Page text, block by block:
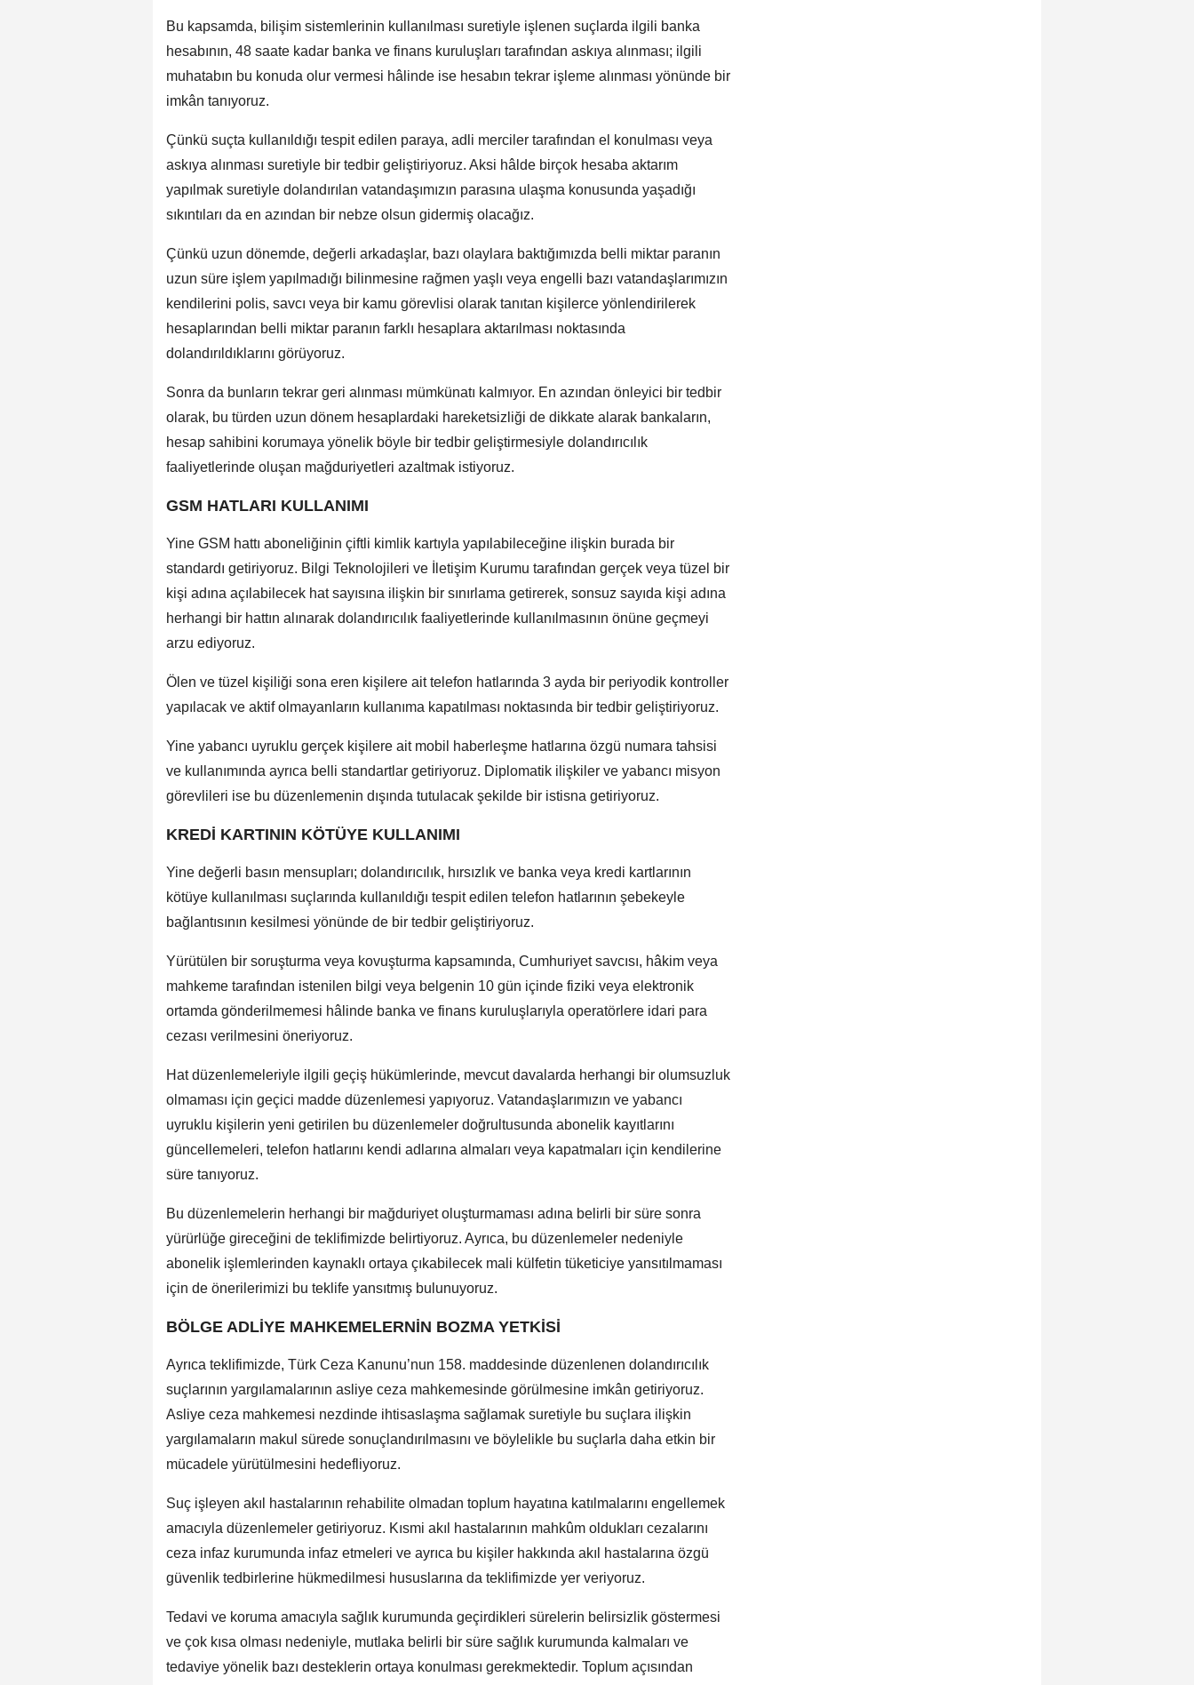
Bu kapsamda, bilişim sistemlerinin kullanılması suretiyle işlenen suçlarda ilgili banka
hesabının, 48 saate kadar banka ve finans kuruluşları tarafından askıya alınması; ilgili
muhatabın bu konuda olur vermesi hâlinde ise hesabın tekrar işleme alınması yönünde bir
imkân tanıyoruz.
Çünkü suçta kullanıldığı tespit edilen paraya, adli merciler tarafından el konulması veya
askıya alınması suretiyle bir tedbir geliştiriyoruz. Aksi hâlde birçok hesaba aktarım
yapılmak suretiyle dolandırılan vatandaşımızın parasına ulaşma konusunda yaşadığı
sıkıntıları da en azından bir nebze olsun gidermiş olacağız.
Çünkü uzun dönemde, değerli arkadaşlar, bazı olaylara baktığımızda belli miktar paranın
uzun süre işlem yapılmadığı bilinmesine rağmen yaşlı veya engelli bazı vatandaşlarımızın
kendilerini polis, savcı veya bir kamu görevlisi olarak tanıtan kişilerce yönlendirilerek
hesaplarından belli miktar paranın farklı hesaplara aktarılması noktasında
dolandırıldıklarını görüyoruz.
Sonra da bunların tekrar geri alınması mümkünatı kalmıyor. En azından önleyici bir tedbir
olarak, bu türden uzun dönem hesaplardaki hareketsizliği de dikkate alarak bankaların,
hesap sahibini korumaya yönelik böyle bir tedbir geliştirmesiyle dolandırıcılık
faaliyetlerinde oluşan mağduriyetleri azaltmak istiyoruz.
GSM HATLARI KULLANIMI
Yine GSM hattı aboneliğinin çiftli kimlik kartıyla yapılabileceğine ilişkin burada bir
standardı getiriyoruz. Bilgi Teknolojileri ve İletişim Kurumu tarafından gerçek veya tüzel bir
kişi adına açılabilecek hat sayısına ilişkin bir sınırlama getirerek, sonsuz sayıda kişi adına
herhangi bir hattın alınarak dolandırıcılık faaliyetlerinde kullanılmasının önüne geçmeyi
arzu ediyoruz.
Ölen ve tüzel kişiliği sona eren kişilere ait telefon hatlarında 3 ayda bir periyodik kontroller
yapılacak ve aktif olmayanların kullanıma kapatılması noktasında bir tedbir geliştiriyoruz.
Yine yabancı uyruklu gerçek kişilere ait mobil haberleşme hatlarına özgü numara tahsisi
ve kullanımında ayrıca belli standartlar getiriyoruz. Diplomatik ilişkiler ve yabancı misyon
görevlileri ise bu düzenlemenin dışında tutulacak şekilde bir istisna getiriyoruz.
KREDİ KARTININ KÖTÜYE KULLANIMI
Yine değerli basın mensupları; dolandırıcılık, hırsızlık ve banka veya kredi kartlarının
kötüye kullanılması suçlarında kullanıldığı tespit edilen telefon hatlarının şebekeyle
bağlantısının kesilmesi yönünde de bir tedbir geliştiriyoruz.
Yürütülen bir soruşturma veya kovuşturma kapsamında, Cumhuriyet savcısı, hâkim veya
mahkeme tarafından istenilen bilgi veya belgenin 10 gün içinde fiziki veya elektronik
ortamda gönderilmemesi hâlinde banka ve finans kuruluşlarıyla operatörlere idari para
cezası verilmesini öneriyoruz.
Hat düzenlemeleriyle ilgili geçiş hükümlerinde, mevcut davalarda herhangi bir olumsuzluk
olmaması için geçici madde düzenlemesi yapıyoruz. Vatandaşlarımızın ve yabancı
uyruklu kişilerin yeni getirilen bu düzenlemeler doğrultusunda abonelik kayıtlarını
güncellemeleri, telefon hatlarını kendi adlarına almaları veya kapatmaları için kendilerine
süre tanıyoruz.
Bu düzenlemelerin herhangi bir mağduriyet oluşturmaması adına belirli bir süre sonra
yürürlüğe gireceğini de teklifimizde belirtiyoruz. Ayrıca, bu düzenlemeler nedeniyle
abonelik işlemlerinden kaynaklı ortaya çıkabilecek mali külfetin tüketiciye yansıtılmaması
için de önerilerimizi bu teklife yansıtmış bulunuyoruz.
BÖLGE ADLİYE MAHKEMELERNİN BOZMA YETKİSİ
Ayrıca teklifimizde, Türk Ceza Kanunu’nun 158. maddesinde düzenlenen dolandırıcılık
suçlarının yargılamalarının asliye ceza mahkemesinde görülmesine imkân getiriyoruz.
Asliye ceza mahkemesi nezdinde ihtisaslaşma sağlamak suretiyle bu suçlara ilişkin
yargılamaların makul sürede sonuçlandırılmasını ve böylelikle bu suçlarla daha etkin bir
mücadele yürütülmesini hedefliyoruz.
Suç işleyen akıl hastalarının rehabilite olmadan toplum hayatına katılmalarını engellemek
amacıyla düzenlemeler getiriyoruz. Kısmi akıl hastalarının mahkûm oldukları cezalarını
ceza infaz kurumunda infaz etmeleri ve ayrıca bu kişiler hakkında akıl hastalarına özgü
güvenlik tedbirlerine hükmedilmesi hususlarına da teklifimizde yer veriyoruz.
Tedavi ve koruma amacıyla sağlık kurumunda geçirdikleri sürelerin belirsizlik göstermesi
ve çok kısa olması nedeniyle, mutlaka belirli bir süre sağlık kurumunda kalmaları ve
tedaviye yönelik bazı desteklerin ortaya konulması gerekmektedir. Toplum açısından